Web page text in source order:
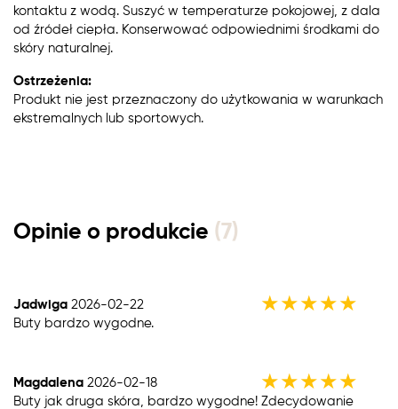
kontaktu z wodą. Suszyć w temperaturze pokojowej, z dala
od źródeł ciepła. Konserwować odpowiednimi środkami do
skóry naturalnej.
Ostrzeżenia:
Produkt nie jest przeznaczony do użytkowania w warunkach
ekstremalnych lub sportowych.
Opinie o produkcie (7)
Jadwiga 2026-02-22 ★★★★★
Buty bardzo wygodne.
Magdalena 2026-02-18 ★★★★★
Buty jak druga skóra, bardzo wygodne! Zdecydowanie